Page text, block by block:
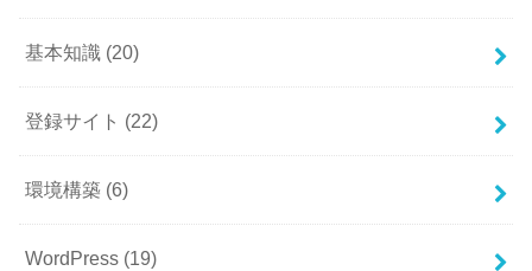
基本知識 (20)
登録サイト (22)
環境構築 (6)
WordPress (19)